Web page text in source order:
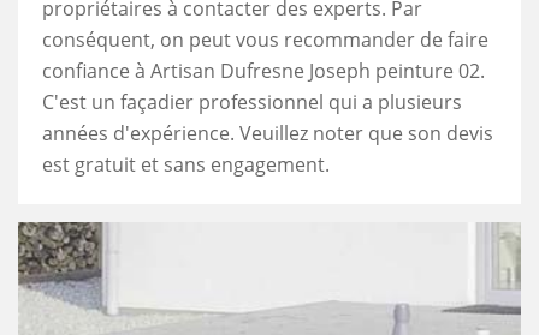
propriétaires à contacter des experts. Par
conséquent, on peut vous recommander de faire
confiance à Artisan Dufresne Joseph peinture 02.
C'est un façadier professionnel qui a plusieurs
années d'expérience. Veuillez noter que son devis
est gratuit et sans engagement.